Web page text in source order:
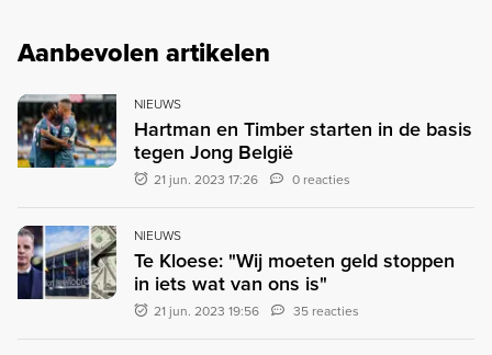
Aanbevolen artikelen
NIEUWS
Hartman en Timber starten in de basis
tegen Jong België
21 jun. 2023 17:26 0 reacties
NIEUWS
Te Kloese: "Wij moeten geld stoppen
in iets wat van ons is"
21 jun. 2023 19:56 35 reacties